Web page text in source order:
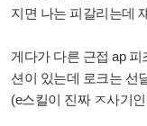
지면 나는 피갈리는데
게다가 다른 근접 ap
션이 있는데 로크는 선
(e스킬이 진짜 ㅈ사기